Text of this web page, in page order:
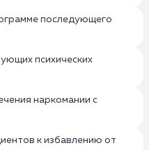
последующего
психических
наркомании с
к избавлению от